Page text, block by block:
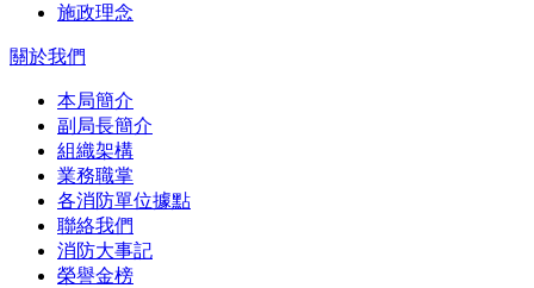
施政理念
關於我們
本局簡介
副局長簡介
組織架構
業務職掌
各消防單位據點
聯絡我們
消防大事記
榮譽金榜